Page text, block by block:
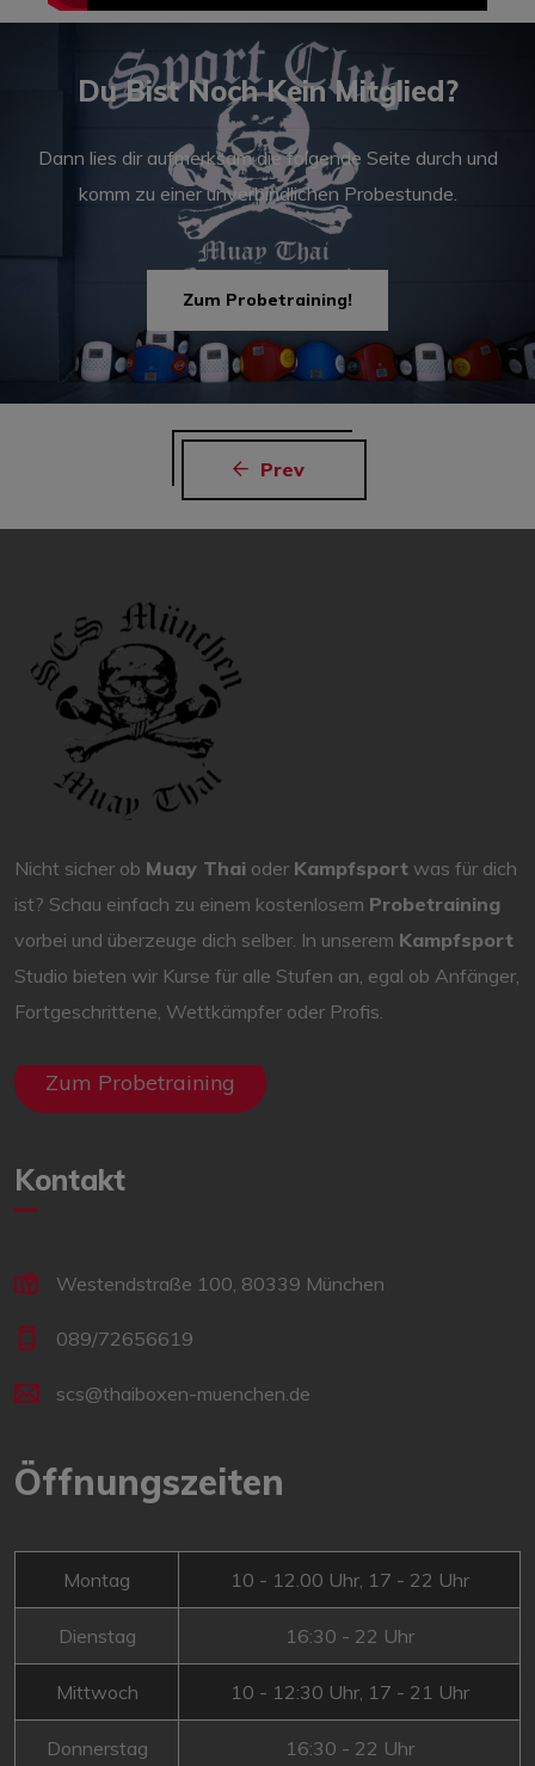
Du Bist Noch Kein Mitglied?
Dann lies dir aufmerksam die folgende Seite durch und
komm zu einer unverbindlichen Probestunde.
Zum Probetraining!
Prev
Nicht sicher ob Muay Thai oder Kampfsport was für dich
ist? Schau einfach zu einem kostenlosem Probetraining
vorbei und überzeuge dich selber. In unserem Kampfsport
Studio bieten wir Kurse für alle Stufen an, egal ob Anfänger,
Fortgeschrittene, Wettkämpfer oder Profis.
Zum Probetraining
Kontakt
Westendstraße 100, 80339 München
089/72656619
scs@thaiboxen-muenchen.de
Öffnungszeiten
Montag 10 - 12.00 Uhr, 17 - 22 Uhr
Dienstag 16:30 - 22 Uhr
Mittwoch 10 - 12:30 Uhr, 17 - 21 Uhr
Donnerstag 16:30 - 22 Uhr